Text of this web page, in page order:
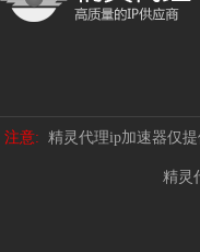
注意: 精灵代理ip加速器仅
精灵